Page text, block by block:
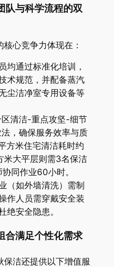
队与科学流程的双
心竞争力体现在：
均通过标准化培训，
术规范，并配备蒸汽
尘洁净室专用设备等
区清洁-重点攻坚-细节
，确保服务效率与质
方米住宅清洁耗时约
大平层则需3名保洁
同作业60小时。
（如外墙清洗）需制
作人员需穿戴安全装
绝安全隐患。
合满足个性化需求
保洁还提供以下增值服